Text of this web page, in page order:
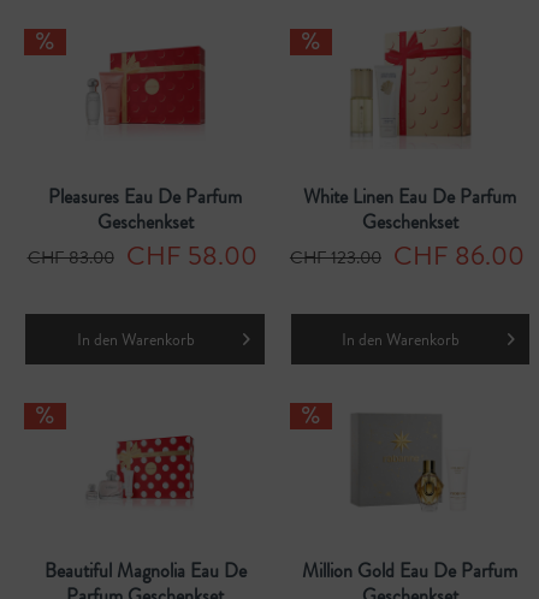
Pleasures Eau De Parfum
Geschenkset
CHF 83.00 CHF 58.00
In den Warenkorb
White Linen Eau De Parfum
Geschenkset
CHF 123.00 CHF 86.00
In den Warenkorb
Beautiful Magnolia Eau De
Million Gold Eau De Parfum